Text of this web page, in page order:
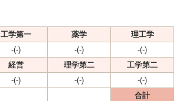
工学第一 薬学
理工学
-(-) -(-)
-(-)
経営 理学第二
工学第二
-(-) -(-)
-(-)
合計